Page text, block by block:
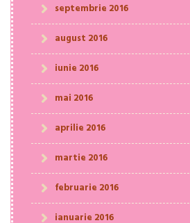
septembrie 2016
august 2016
iunie 2016
mai 2016
aprilie 2016
martie 2016
februarie 2016
ianuarie 2016